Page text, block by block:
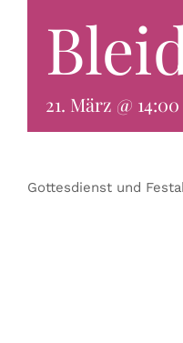
21. März @ 14:00
Gottesdienst und